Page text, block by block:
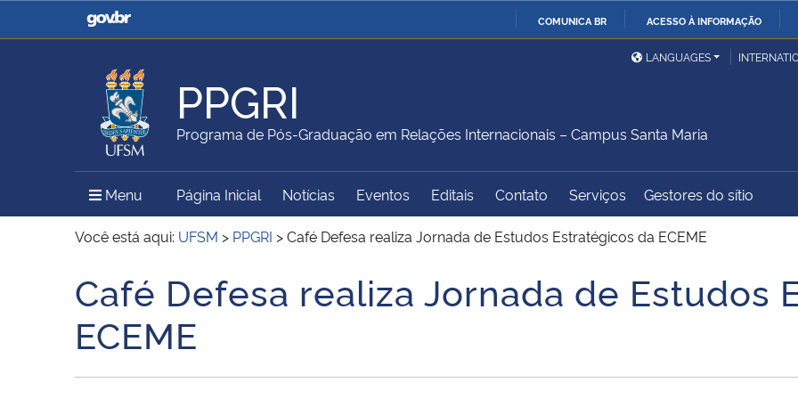
COMUNICA BR ACESSO À INFORMAÇÃO
Casa Civil
Ministério da Justiça e
Ministério da Defesa
Ministério das Relações
Exteriores
Ministério da Agricultura,
Pecuária e Abastecimento
Ministério da Educação
Ministério do Meio Ambiente Ministério do Turismo
Ministério do
Desenvolvimento Regional
Controladoria-Geral da
União
Secretaria de Governo
Gabinete de Segurança
Advocacia-Geral da União Banco Central do Brasil
LANGUAGES
PPGRI
Programa de Pós-Graduação em Relações Internacionais – Campus Santa Maria
Menu Menu Principal do Sítio
Página Inicial Notícias Eventos Editais Contato Serviços Gestores do sítio
Você está aqui: UFSM > PPGRI >Café Defesa realiza Jornada de Estudos Estratégicos da ECEME
Início do conteúdo
Café Defesa realiza Jornada de Estudos
ECEME